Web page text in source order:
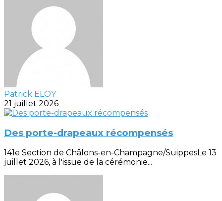
Patrick ELOY
21 juillet 2026
Des porte-drapeaux récompensés
141e Section de Châlons-en-Champagne/SuippesLe 13
juillet 2026, à l'issue de la cérémonie...